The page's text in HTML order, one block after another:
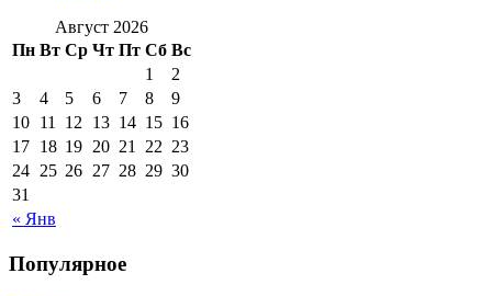
Август 2026
Пн Вт Ср Чт Пт Сб Вс
« Янв
1
2
3
4 5 6 7 8
9
10 11 12 13 14 15 16
17 18 19 20 21 22 23
24 25 26 27 28 29 30
31
Популярное